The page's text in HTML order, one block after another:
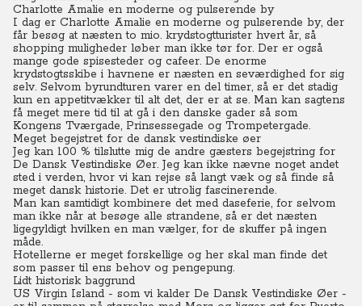
Charlotte Amalie en moderne og pulserende by
I dag er Charlotte Amalie en moderne og pulserende by, der
får besøg at næsten to mio. krydstogtturister hvert år, så
shopping muligheder løber man ikke tør for. Der er også
mange gode spisesteder og cafeer. De enorme
krydstogtsskibe i havnene er næsten en seværdighed for sig
selv. Selvom byrundturen varer en del timer, så er det stadig
kun en appetitvækker til alt det, der er at se. Man kan sagtens
få meget mere tid til at gå i den danske gader så som
Kongens Tværgade, Prinsessegade og Trompetergade.
Meget begejstret for de dansk vestindiske øer
Jeg kan 100 % tilslutte mig de andre gæsters begejstring for
De Dansk Vestindiske Øer. Jeg kan ikke nævne noget andet
sted i verden, hvor vi kan rejse så langt væk og så finde så
meget dansk historie. Det er utrolig fascinerende.
Man kan samtidigt kombinere det med daseferie, for selvom
man ikke når at besøge alle strandene, så er det næsten
ligegyldigt hvilken en man vælger, for de skuffer på ingen
måde.
Hotellerne er meget forskellige og her skal man finde det
som passer til ens behov og pengepung.
Lidt historisk baggrund
US Virgin Island - som vi kalder De Dansk Vestindiske Øer -